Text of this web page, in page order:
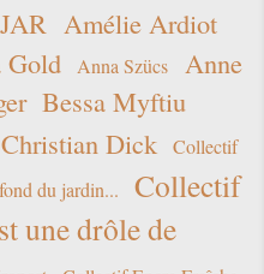
Amélie Ardiot
Gold Anna Szücs
Anne
Bessa Myftiu
Christian Dick
Collectif
du jardin...
Collectif
une drôle de